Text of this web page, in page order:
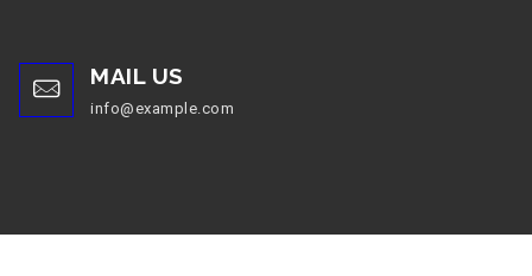
MAIL US
info@example.com